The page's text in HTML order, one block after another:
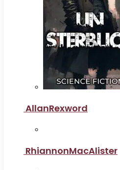
AllanRexword
RhiannonMacAlister